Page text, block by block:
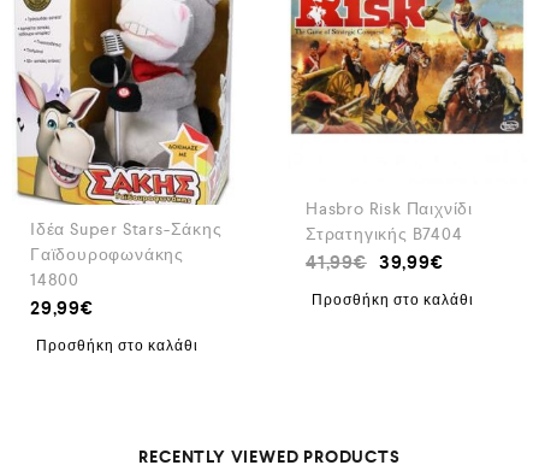
Ιδέα Super Stars-Σάκης
Γαϊδουροφωνάκης
14800
29,99€
Προσθήκη στο καλάθι
Hasbro Risk Παιχνίδι
Στρατηγικής B7404
41,99€ 39,99€
Προσθήκη στο καλάθι
RECENTLY VIEWED PRODUCTS